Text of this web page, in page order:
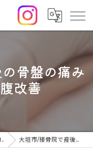
骨盤の痛み
改善
大垣市/接骨院で産後の骨盤の痛みとポッコリお腹改善